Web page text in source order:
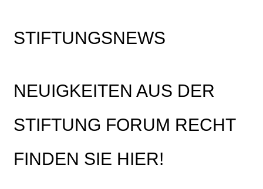
STIFTUNGSNEWS
NEUIGKEITEN AUS DER
STIFTUNG FORUM RECHT
FINDEN SIE HIER!